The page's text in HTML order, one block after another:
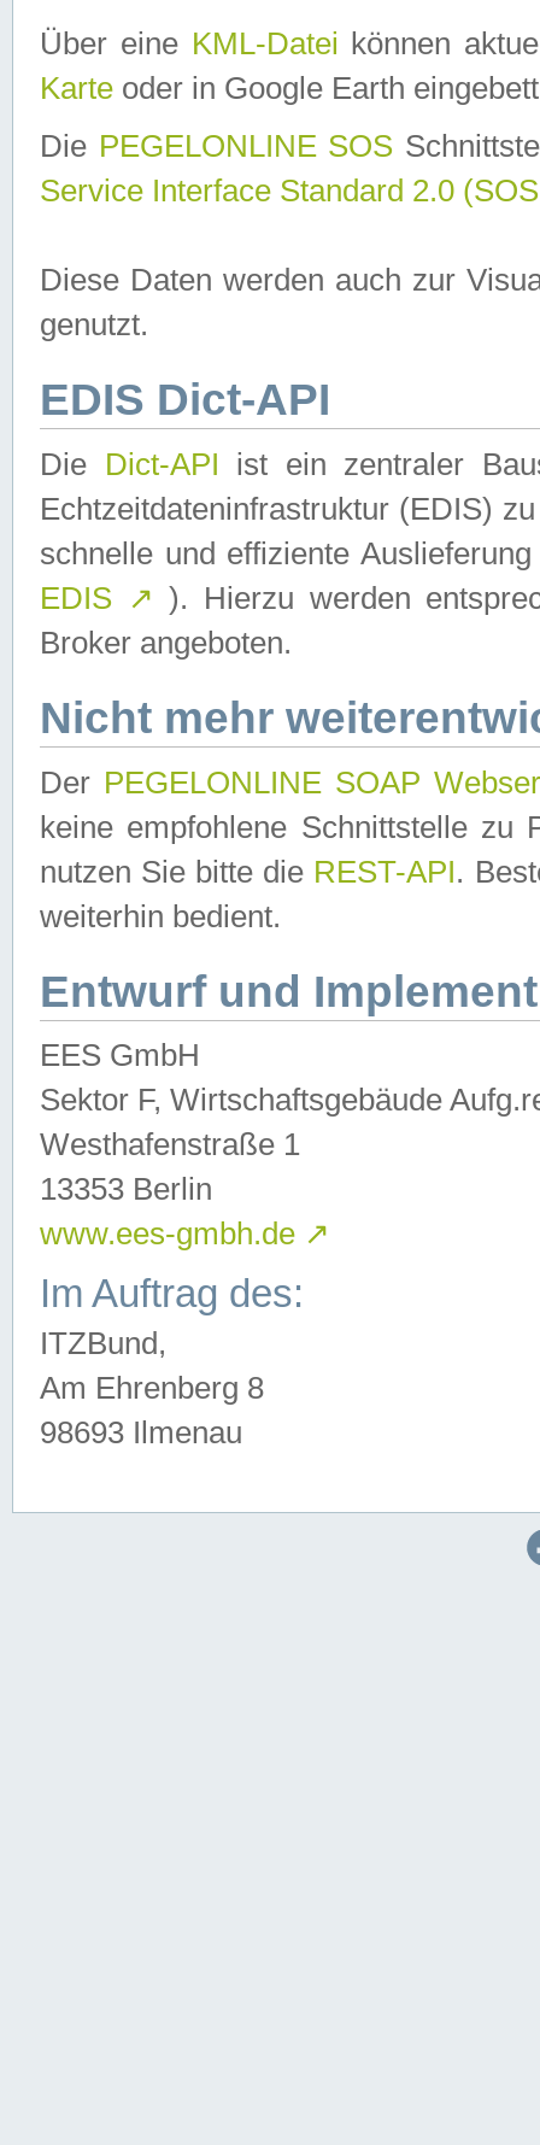
Über eine KML-Datei können
Karte oder in Google Earth
Die PEGELONLINE SOS
Service Interface Standard 2.0
Diese Daten werden auch zur
genutzt.
EDIS Dict-API
Die Dict-API ist ein zentraler
Echtzeitdateninfrastruktur (EDIS)
schnelle und effiziente
EDIS ↗ ). Hierzu werden
Broker angeboten.
Nicht mehr
Der PEGELONLINE SOAP
keine empfohlene Schnittstelle zu
nutzen Sie bitte die REST-API.
weiterhin bedient.
Entwurf und
EES GmbH
Sektor F, Wirtschaftsgebäude
Westhafenstraße 1
13353 Berlin
www.ees-gmbh.de ↗
Im Auftrag des:
ITZBund,
Am Ehrenberg 8
98693 Ilmenau